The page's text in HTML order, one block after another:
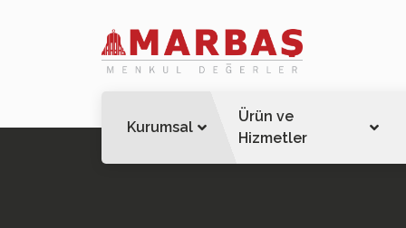
Kurumsal
Ürün ve
Hizmetler